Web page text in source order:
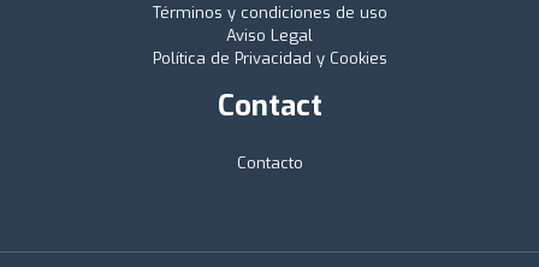
Términos y condiciones de uso
Aviso Legal
Política de Privacidad y Cookies
Contact
Contacto